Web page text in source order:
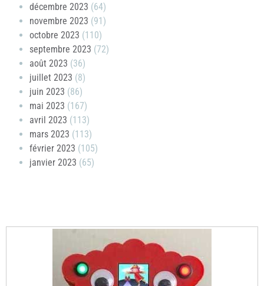
décembre 2023 (64)
novembre 2023 (91)
octobre 2023 (110)
septembre 2023 (72)
août 2023 (36)
juillet 2023 (8)
juin 2023 (86)
mai 2023 (167)
avril 2023 (113)
mars 2023 (113)
février 2023 (105)
janvier 2023 (65)